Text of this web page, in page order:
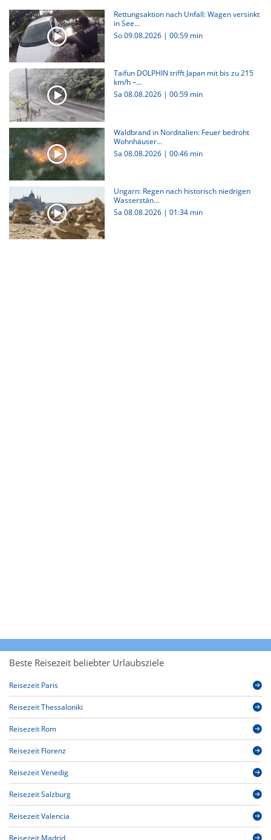
Rettungsaktion nach Unfall: Wagen versinkt
in See...
So 09.08.2026 | 00:59 min
Taifun DOLPHIN trifft Japan mit bis zu 215
km/h –...
Sa 08.08.2026 | 00:59 min
Waldbrand in Norditalien: Feuer bedroht
Wohnhäuser...
Sa 08.08.2026 | 00:46 min
Ungarn: Regen nach historisch niedrigen
Wasserstän...
Sa 08.08.2026 | 01:34 min
Beste Reisezeit beliebter Urlaubsziele
Reisezeit Paris
Reisezeit Thessaloniki
Reisezeit Rom
Reisezeit Florenz
Reisezeit Venedig
Reisezeit Salzburg
Reisezeit Valencia